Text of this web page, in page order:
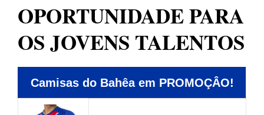
OPORTUNIDADE PARA
OS JOVENS TALENTOS
Camisas do Bahêa em PROMOÇÂO!